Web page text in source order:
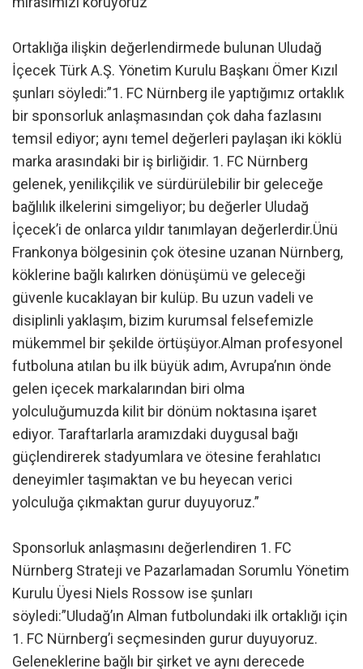
Ortaklığa ilişkin değerlendirmede bulunan Uludağ
İçecek Türk A.Ş. Yönetim Kurulu Başkanı Ömer Kızıl
şunları söyledi:”1. FC Nürnberg ile yaptığımız ortaklık
bir sponsorluk anlaşmasından çok daha fazlasını
temsil ediyor; aynı temel değerleri paylaşan iki köklü
marka arasındaki bir iş birliğidir. 1. FC Nürnberg
gelenek, yenilikçilik ve sürdürülebilir bir geleceğe
bağlılık ilkelerini simgeliyor; bu değerler Uludağ
İçecek’i de onlarca yıldır tanımlayan değerlerdir.Ünü
Frankonya bölgesinin çok ötesine uzanan Nürnberg,
köklerine bağlı kalırken dönüşümü ve geleceği
güvenle kucaklayan bir kulüp. Bu uzun vadeli ve
disiplinli yaklaşım, bizim kurumsal felsefemizle
mükemmel bir şekilde örtüşüyor.Alman profesyonel
futboluna atılan bu ilk büyük adım, Avrupa’nın önde
gelen içecek markalarından biri olma
yolculuğumuzda kilit bir dönüm noktasına işaret
ediyor. Taraftarlarla aramızdaki duygusal bağı
güçlendirerek stadyumlara ve ötesine ferahlatıcı
deneyimler taşımaktan ve bu heyecan verici
yolculuğa çıkmaktan gurur duyuyoruz.”
Sponsorluk anlaşmasını değerlendiren 1. FC
Nürnberg Strateji ve Pazarlamadan Sorumlu Yönetim
Kurulu Üyesi Niels Rossow ise şunları
söyledi:”Uludağ’ın Alman futbolundaki ilk ortaklığı için
1. FC Nürnberg’i seçmesinden gurur duyuyoruz.
Geleneklerine bağlı bir şirket ve aynı derecede